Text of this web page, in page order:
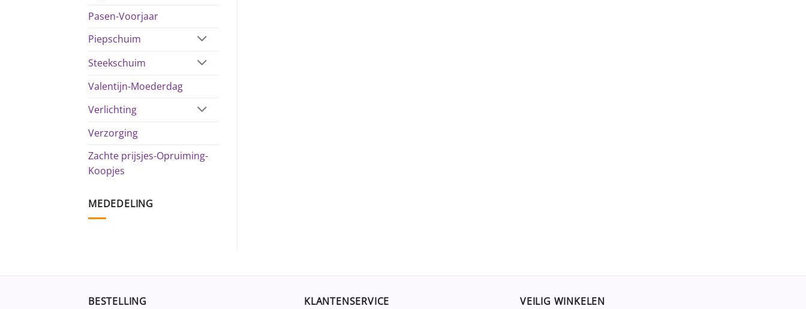
Pasen-Voorjaar
Piepschuim
Steekschuim
Valentijn-Moederdag
Verlichting
Verzorging
Zachte prijsjes-Opruiming-
Koopjes
MEDEDELING
BESTELLING KLANTENSERVICE VEILIG WINKELEN